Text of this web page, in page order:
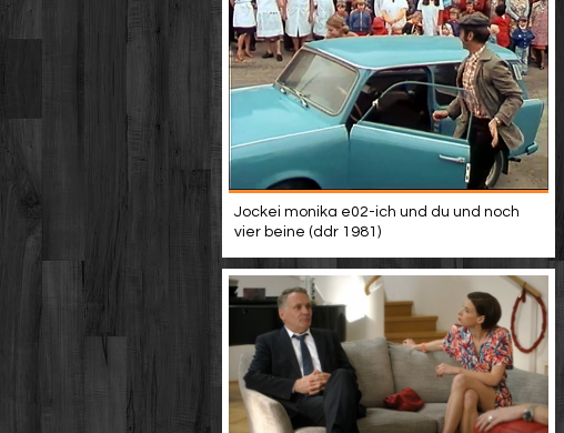
Jockei monika e02-ich und du und noch
vier beine (ddr 1981)